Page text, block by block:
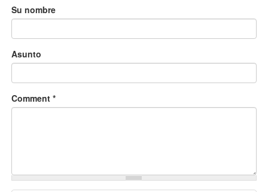
Su nombre
Asunto
Comment *